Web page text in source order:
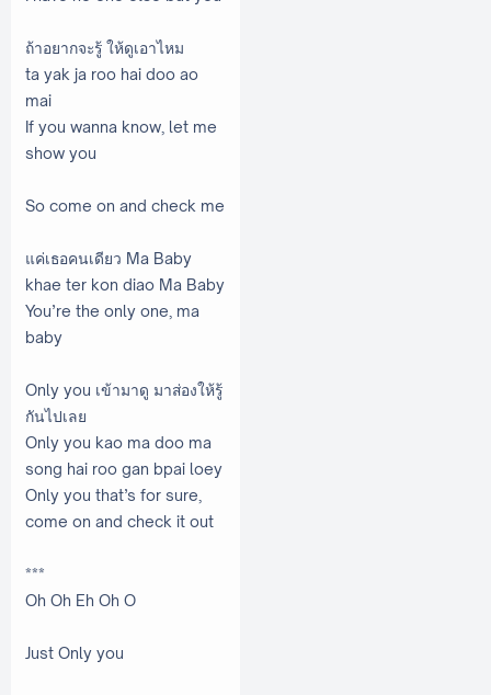
ถ้าอยากจะรู้ ให้ดูเอาไหม
ta yak ja roo hai doo ao
mai
If you wanna know, let me
show you
So come on and check me
แค่เธอคนเดียว Ma Baby
khae ter kon diao Ma Baby
You’re the only one, ma
baby
Only you เข้ามาดู มาส่องให้รู้
กันไปเลย
Only you kao ma doo ma
song hai roo gan bpai loey
Only you that’s for sure,
come on and check it out
***
Oh Oh Eh Oh O
Just Only you